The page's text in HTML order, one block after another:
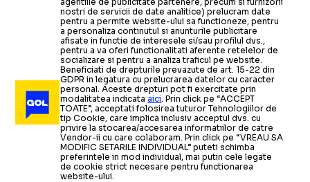
nostri de servicii de date analitice) prelucram date
pentru a permite website-ului sa functioneze, pentru
a personaliza continutul si anunturile publicitare
afisate in functie de interesele si/sau profilul dvs.,
pentru a va oferi functionalitati aferente retelelor de
socializare si pentru a analiza traficul pe website.
Beneficiati de drepturile prevazute de art. 15-22 din
GDPR in legatura cu prelucrarea datelor cu caracter
personal. Aceste drepturi pot fi exercitate prin
modalitatea indicataaici. Prin click pe “ACCEPT
TOATE”, acceptati folosirea tuturor Tehnologiilor de
tip Cookie, care implica inclusiv acceptul dvs. cu
privire la stocarea/accesarea informatiilor de catre
Vendor-ii cu care colaboram. Prin click pe “VREAU SA
MODIFIC SETARILE INDIVIDUAL” puteti schimba
preferintele in mod individual, mai putin cele legate
de cookie strict necesare pentru functionarea
website-ului.